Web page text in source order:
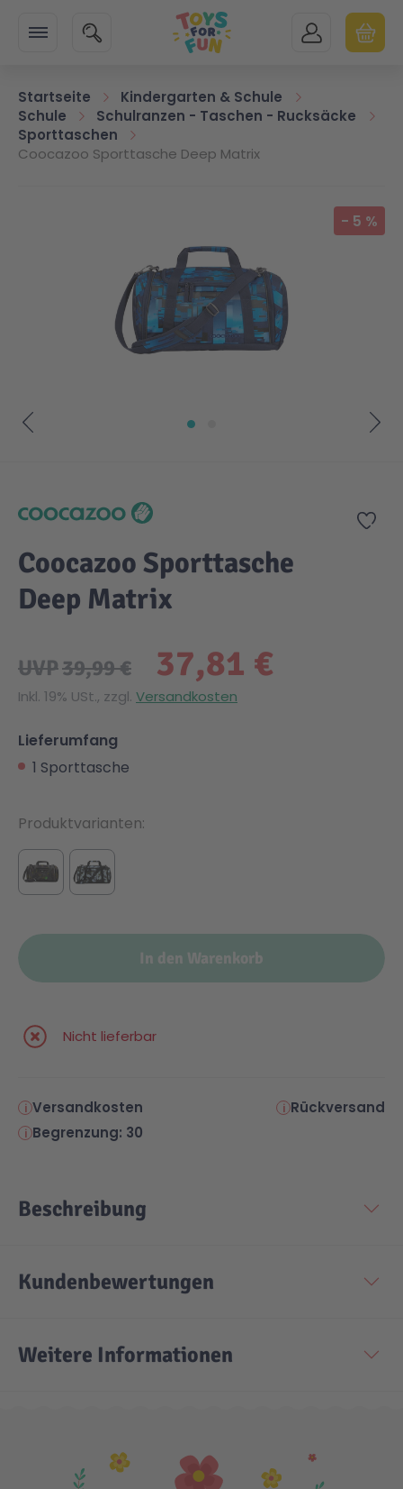
SUCHE MEIN KONTO
Startseite
Kindergarten & Schule
Schule
Schulranzen - Taschen - Rucksäcke
Sporttaschen
Coocazoo Sporttasche Deep Matrix
- 5 %
Zur
Coocazoo Sporttasche
Deep Matrix
37,81 €
UVP39,99 €
Inkl. 19% USt., zzgl. Versandkosten
Lieferumfang
1 Sporttasche
In den Warenkorb
Nicht lieferbar
Produktvarianten
Versandkosten
Rückversand
Begrenzung: 30
Beschreibung
Kundenbewertungen
Weitere Informationen